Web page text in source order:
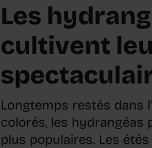
Les
cultivent
Longtemps restés dans
colorés, les hydrangéas
plus populaires. Les